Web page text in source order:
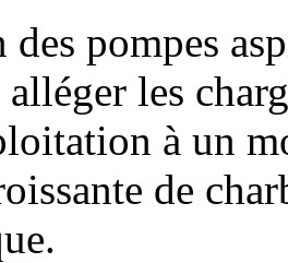
des pompes
les
à un
de